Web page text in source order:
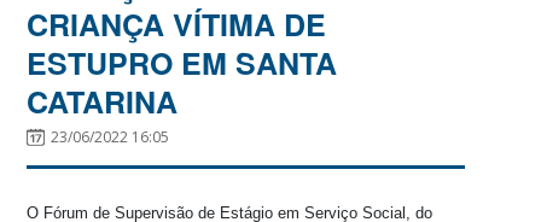
CRIANÇA VÍTIMA DE
ESTUPRO EM SANTA
CATARINA
23/06/2022 16:05
O Fórum de Supervisão de Estágio em Serviço Social, do